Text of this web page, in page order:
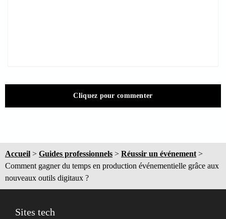
Cliquez pour commenter
Accueil > Guides professionnels > Réussir un événement >
Comment gagner du temps en production événementielle grâce aux
nouveaux outils digitaux ?
Sites tech